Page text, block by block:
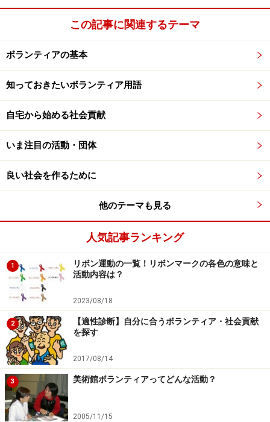
この記事に関連するテーマ
ボランティアの基本
知っておきたいボランティア用語
自宅から始める社会貢献
いま注目の活動・団体
良い社会を作るために
他のテーマも見る
人気記事ランキング
1
リボン運動の一覧！リボンマークの各色の意味と
活動内容は？
2023/08/18
2
【適性診断】自分に合うボランティア・社会貢献
を探す
2017/08/14
3 美術館ボランティアってどんな活動？
2005/11/15